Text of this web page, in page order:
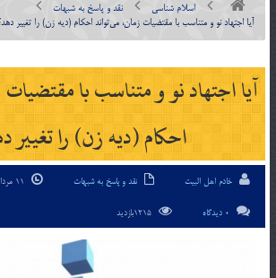
اسلام شناسی
نقد و پاسخ به شبهات
آيا اجتهاد نو و متناسب با مقتضیات زمان، مي‌تواند احکام (ديه زن) را تغيير
آيا اجتهاد نو و متناسب با مقتضیات
احکام (ديه زن) را تغيير
خادم اهل البیت نقد و پاسخ به شبهات
0 دیدگاه